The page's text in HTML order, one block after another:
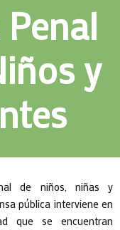
y
de niños, niñas y
pública interviene en
que se encuentran